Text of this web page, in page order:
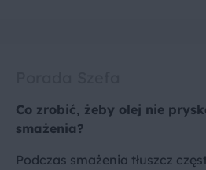
Co zrobić, żeby olej nie
smażenia?
Podczas smażenia tłuszcz